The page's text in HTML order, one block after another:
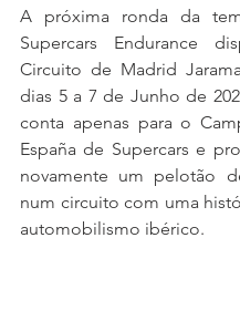
A próxima ronda da
Supercars Endurance
Circuito de Madrid
dias 5 a 7 de Junho de
conta apenas para o
España de Supercars e
novamente um pelotão
num circuito com uma
automobilismo ibérico.